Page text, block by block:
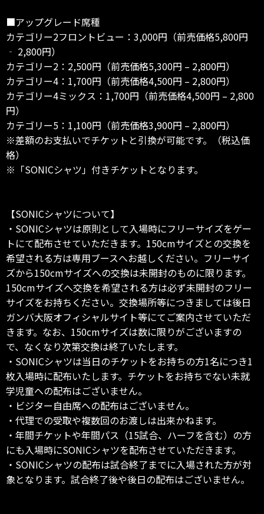
■アップグレード席種
カテゴリー2フロントビュー：3,000円（前売価格5,800円
‐ 2,800円）
カテゴリー2：2,500円（前売価格5,300円 – 2,800円）
カテゴリー4：1,700円（前売価格4,500円 – 2,800円）
カテゴリー4ミックス：1,700円（前売価格4,500円 – 2,800
円）
カテゴリー5：1,100円（前売価格3,900円 – 2,800円）
※差額のお支払いでチケットと引換が可能です。（税込価
格）
※「SONICシャツ」付きチケットとなります。
【SONICシャツについて】
・SONICシャツは原則として入場時にフリーサイズをゲー
トにて配布させていただきます。150cmサイズとの交換を
希望される方は専用ブースへお越しください。フリーサイ
ズから150cmサイズへの交換は未開封のものに限ります。
150cmサイズへ交換を希望される方は必ず未開封のフリー
サイズをお持ちください。交換場所等につきましては後日
ガンバ大阪オフィシャルサイト等にてご案内させていただ
きます。なお、150cmサイズは数に限りがございますの
で、なくなり次第交換は終了いたします。
・SONICシャツは当日のチケットをお持ちの方1名につき1
枚入場時に配布いたします。チケットをお持ちでない未就
学児童への配布はございません。
・ビジター自由席への配布はございません。
・代理での受取や複数回のお渡しは出来かねます。
・年間チケットや年間パス（15試合、ハーフを含む）の方
にも入場時にSONICシャツを配布させていただきます。
・SONICシャツの配布は試合終了までに入場された方が対
象となります。試合終了後や後日の配布はございません。